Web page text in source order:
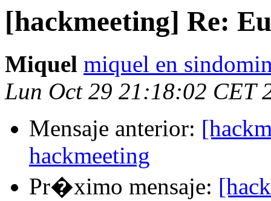
[hackmeeting] Re:
Miquel miquel en
Lun Oct 29 21:18:02 CET
Mensaje anterior:
hackmeeting
Pr�ximo mensaje: